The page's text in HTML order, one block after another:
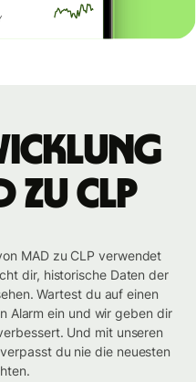
zu CLP
MAD zu CLP verwendet
dir, historische Daten der
Wartest du auf einen
Alarm ein und wir geben dir
Und mit unseren
du nie die neuesten